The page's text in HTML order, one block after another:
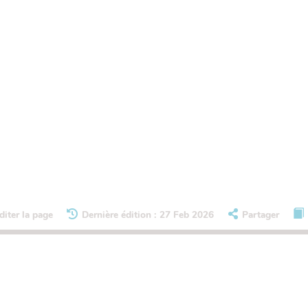
la page Dernière édition : 27 Feb 2026 Partager